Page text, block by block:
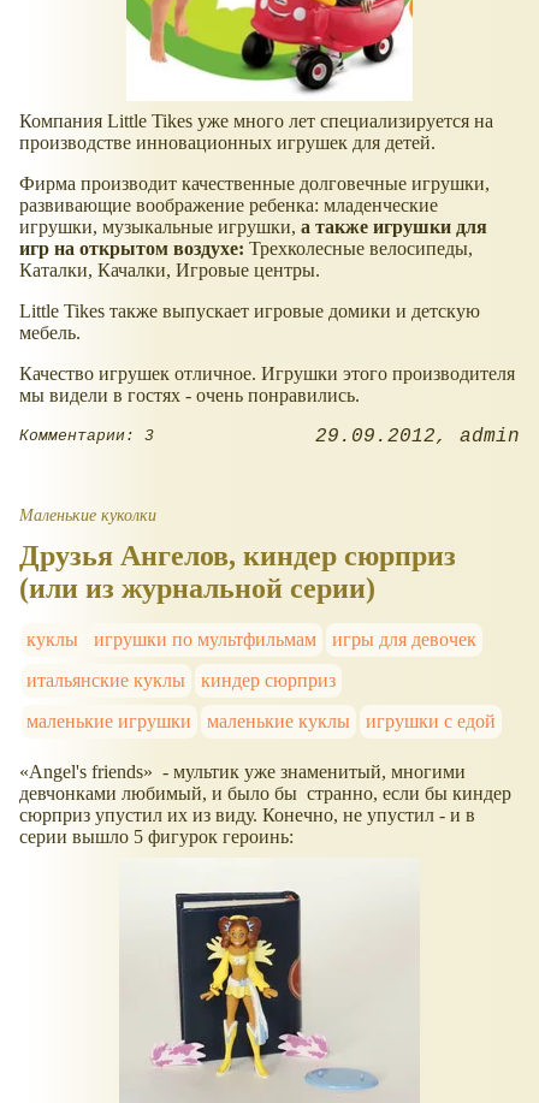
Компания Little Tikes уже много лет специализируется на
производстве инновационных игрушек для детей.
Фирма производит качественные долговечные игрушки,
развивающие воображение ребенка: младенческие
игрушки, музыкальные игрушки, а также игрушки для
игр на открытом воздухе: Трехколесные велосипеды,
Каталки, Качалки, Игровые центры.
Little Tikes также выпускает игровые домики и детскую
мебель.
Качество игрушек отличное. Игрушки этого производителя
мы видели в гостях - очень понравились.
Комментарии: 3 29.09.2012 admin
Маленькие куколки
Друзья Ангелов, киндер сюрприз
(или из журнальной серии)
куклы игрушки по мультфильмам
игры для девочек
итальянские куклы
киндер сюрприз
маленькие игрушки
маленькие куклы игрушки с едой
Angel's friends
- мультик уже знаменитый, многими
девчонками любимый, и было бы странно, если бы киндер
сюрприз упустил их из виду. Конечно, не упустил - и в
серии вышло 5 фигурок героинь: